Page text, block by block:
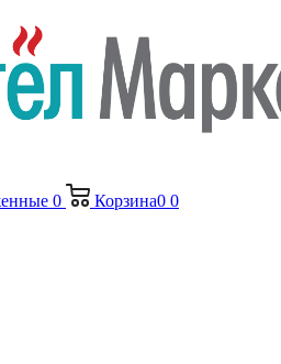
0 Корзина0 0